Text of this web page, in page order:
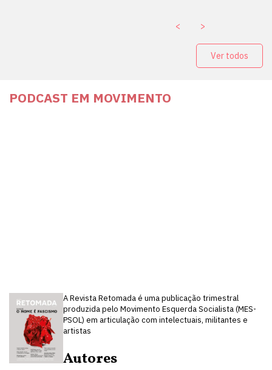
< >
Ver todos
PODCAST EM MOVIMENTO
A Revista Retomada é uma publicação trimestral
produzida pelo Movimento Esquerda Socialista (MES-
PSOL) em articulação com intelectuais, militantes e
artistas
Autores